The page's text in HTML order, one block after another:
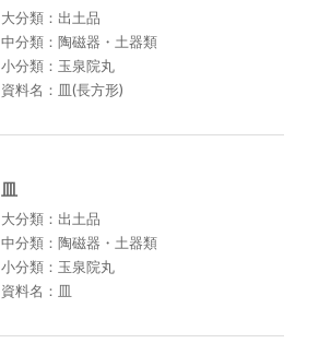
大分類：出土品
中分類：陶磁器・土器類
小分類：玉泉院丸
資料名：皿(長方形)
皿
大分類：出土品
中分類：陶磁器・土器類
小分類：玉泉院丸
資料名：皿